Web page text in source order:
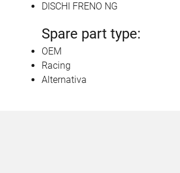
DISCHI FRENO NG
Spare part type:
OEM
Racing
Alternativa